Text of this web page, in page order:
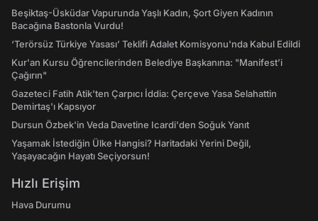
Beşiktaş-Üsküdar Vapurunda Yaşlı Kadın, Şort Giyen Kadının
Bacağına Bastonla Vurdu!
‘Terörsüz Türkiye Yasası’ Teklifi Adalet Komisyonu'nda Kabul Edildi
Kur'an Kursu Öğrencilerinden Belediye Başkanına: "Manifest’i
Çağırın"
Gazeteci Fatih Atik'ten Çarpıcı İddia: Çerçeve Yasa Selahattin
Demirtaş'ı Kapsıyor
Dursun Özbek'in Veda Davetine Icardi'den Soğuk Yanıt
Yaşamak İstediğin Ülke Hangisi? Haritadaki Yerini Değil,
Yaşayacağın Hayatı Seçiyorsun!
Hızlı Erişim
Hava Durumu